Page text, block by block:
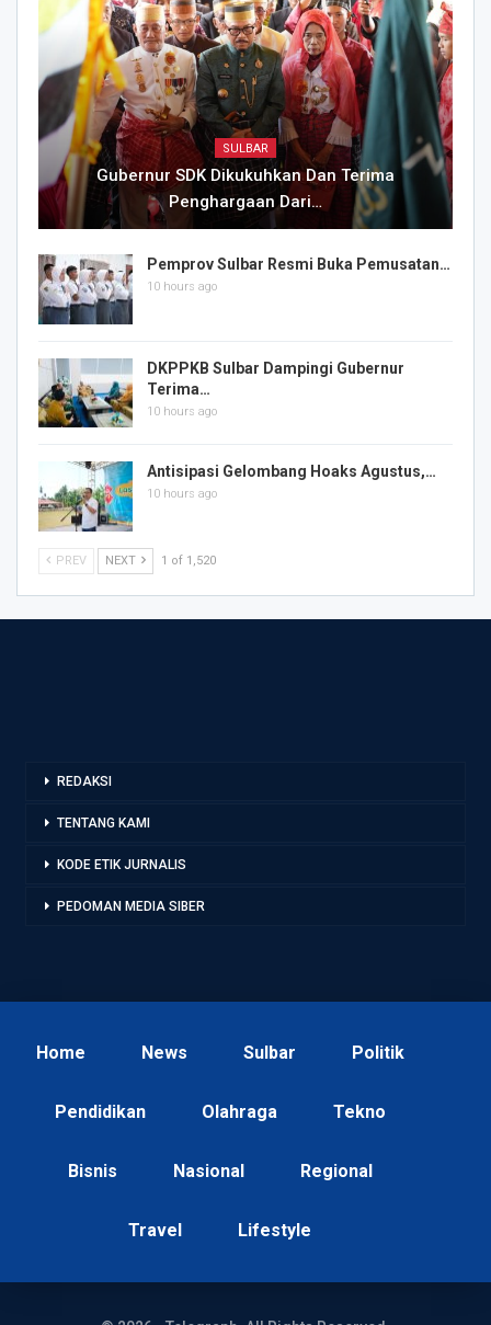
SULBAR
Gubernur SDK Dikukuhkan Dan Terima
Penghargaan Dari…
Pemprov Sulbar Resmi Buka Pemusatan…
10 hours ago
DKPPKB Sulbar Dampingi Gubernur
Terima…
10 hours ago
Antisipasi Gelombang Hoaks Agustus,…
10 hours ago
PREV NEXT 1 of 1,520
REDAKSI
TENTANG KAMI
KODE ETIK JURNALIS
PEDOMAN MEDIA SIBER
Home News Sulbar Politik
Pendidikan Olahraga Tekno
Bisnis Nasional Regional
Travel Lifestyle